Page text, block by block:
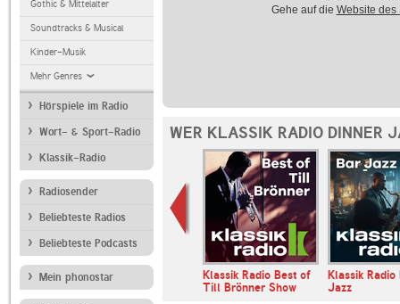
Gothic & Mittelalter
Soundtracks & Musical
Kinder-Musik
Mehr Genres
Hörspiele im Radio
Wort- & Sport-Radio
Klassik-Radio
Radiosender
Beliebteste Radios
Beliebteste Podcasts
Mein phonostar
Gehe auf die Website des
WER KLASSIK RADIO DINNER
Absolut
Klassik Radio Ambient
Lounge
Klassik Radio Best of
Till Brönner Show
Klassik Radio
Jazz